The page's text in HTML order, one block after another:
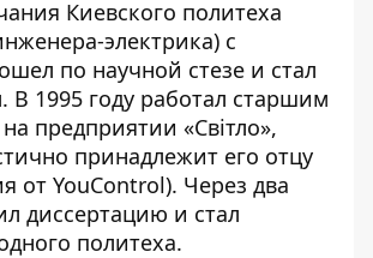
Киевского политеха
электрика) с
по научной стезе и стал
В 1995 году работал старшим
предприятии «Світло»,
принадлежит его отцу
от YouControl). Через два
диссертацию и стал
политеха.